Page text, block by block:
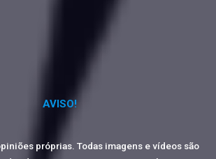
AVISO!
próprias. Todas imagens e vídeos são